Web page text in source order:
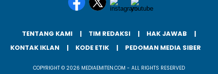
TENTANG KAMI TIM REDAKSI
HAK JAWAB
KONTAK IKLAN
KODE ETIK PEDOMAN MEDIA SIBER
COPYRIGHT © 2026 MEDIAEMITEN.COM - ALL RIGHTS RESERVED